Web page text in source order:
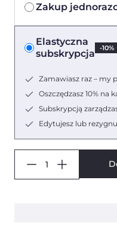
Zakup
Elastyczna
subskrypcja -10%
Zamawiasz raz – my
Oszczędzasz 10% na
Subskrypcją
Edytujesz lub